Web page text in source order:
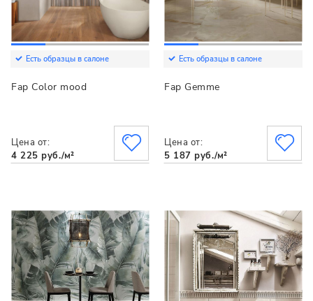
Есть образцы в салоне
Fap Color mood
Цена от:
4 225 руб./м²
Есть образцы в салоне
Fap Gemme
Цена от:
5 187 руб./м²